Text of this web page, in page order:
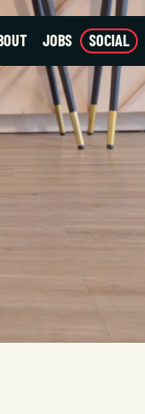
JOBS SOCIAL